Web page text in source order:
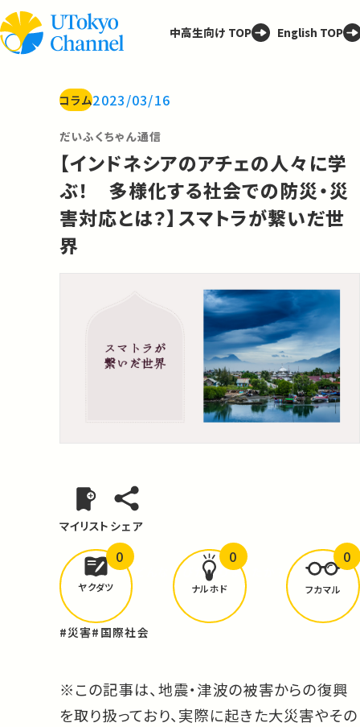
中高生向け TOP English TOP
コラム2023/03/16
だいふくちゃん通信
【インドネシアのアチェの人々に学
ぶ！ 多様化する社会での防災・災
害対応とは？】スマトラが繋いだ世
界
マイリスト シェア
どんな学びがありましたか？
ヤクダツ
0
ナルホド
0
フカマル
0
#災害#国際社会
※この記事は、地震・津波の被害からの復興
を取り扱っており、実際に起きた大災害やその